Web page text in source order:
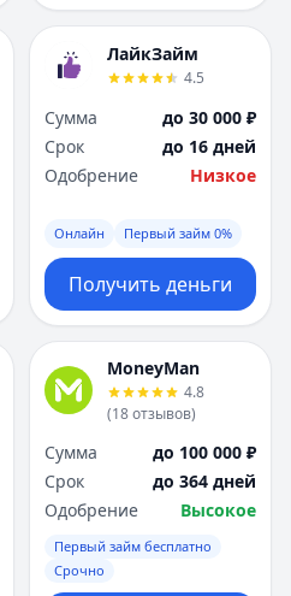
ЛайкЗайм
4.5
Сумма
до 30 000 ₽
Срок
до 16 дней
Одобрение
Низкое
Онлайн Первый займ 0%
Получить деньги
MoneyMan
4.8
(18отзывов)
Сумма
до 100 000 ₽
Срок
до 364 дней
Одобрение
Высокое
Первый займ бесплатно
Срочно